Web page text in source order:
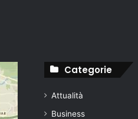
Categorie
Attualità
Business